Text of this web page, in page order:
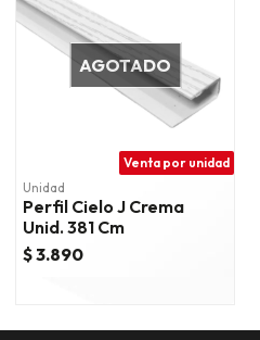
AGOTADO
Venta por unidad
Unidad
Perfil Cielo J Crema
Unid. 381 Cm
$ 3.890